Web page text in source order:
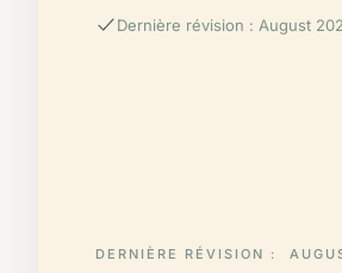
Dernière révision : August
DERNIÈRE RÉVISION :